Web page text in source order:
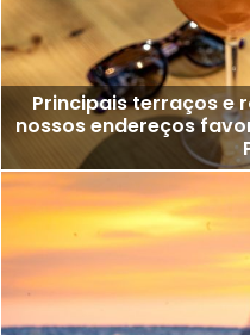
Principais terraços e
nossos endereços